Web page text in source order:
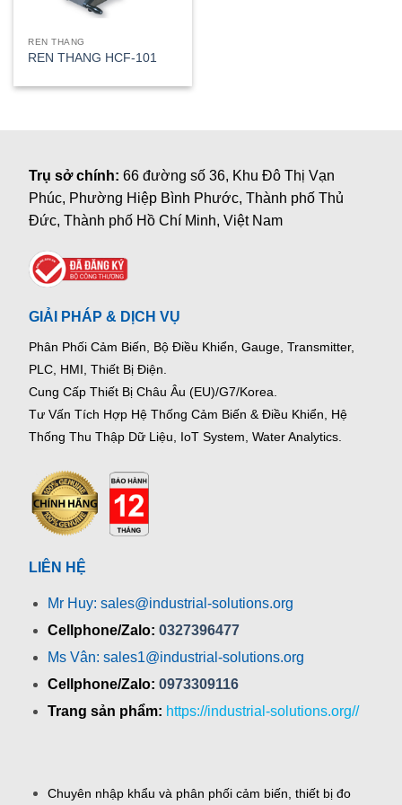
REN THANG
REN THANG HCF-101
Trụ sở chính:66 đường số 36, Khu Đô Thị Vạn
Phúc, Phường Hiệp Bình Phước, Thành phố Thủ
Đức, Thành phố Hồ Chí Minh, Việt Nam
GIẢI PHÁP & DỊCH VỤ
Phân Phối Cảm Biến, Bộ Điều Khiển, Gauge, Transmitter,
PLC, HMI, Thiết Bị Điện.
Cung Cấp Thiết Bị Châu Âu (EU)/G7/Korea.
Tư Vấn Tích Hợp Hệ Thống Cảm Biến & Điều Khiển, Hệ
Thống Thu Thập Dữ Liệu, IoT System, Water Analytics.
LIÊN HỆ
Mr Huy: sales@industrial-solutions.org
Cellphone/Zalo: 0327396477
Ms Vân: sales1@industrial-solutions.org
Cellphone/Zalo: 0973309116
Trang sản phẩm: https://industrial-solutions.org//
Chuyên nhập khẩu và phân phối cảm biến, thiết bị đo